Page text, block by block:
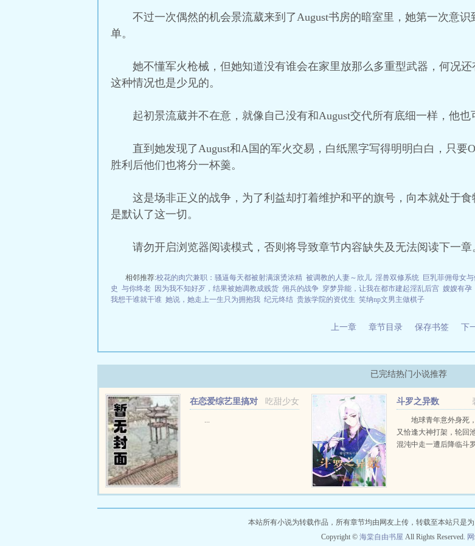
不过一次偶然的机会景流葳来到了August书房的暗室里，她第一次意
单。
她不懂军火枪械，但她知道没有谁会在家里放那么多重型武器，何况
这种情况也是少见的。
起初景流葳并不在意，就像自己没有和August交代所有底细一样，他也
直到她发现了August和A国的军火交易，白纸黑字写得明明白白，只要
胜利后他们也将分一杯羹。
这是场非正义的战争，为了利益却打着维护和平的旗号，向本就处于
是默认了这一切。
请勿开启浏览器阅读模式，否则将导致章节内容缺失及无法阅读下一章
相邻推荐:校花的肉穴兼职：骚逼每天都被射满滚烫浓精 被调教的人妻～欣儿 淫兽双修系统 巨乳菲佣母女
史 与你终老 因为我不知好歹，结果被她调教成贱货 佣兵的战争 穿梦异能，让我在都市建起淫乱后宫 嫂嫂有孕
我想干谁就干谁 她说，她走上一生只为拥抱我 纪元终结 贵族学院的资优生 笑纳np文男主做棋子
上一章 章节目录 保存书签 下
已完结热门小说推荐
吃甜少女
在恋爱综艺里搞对
...
斗罗之异数
地球青年意外身死
又恰逢大神打架，轮回
混沌中走一遭后降临斗
本站所有小说为转载作品，所有章节均由网友上传，转载至本站只是为
Copyright © 海棠自由书屋 All Rights Reserved.